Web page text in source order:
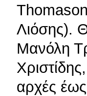
Λιόσης).
Μανόλη
αρχές